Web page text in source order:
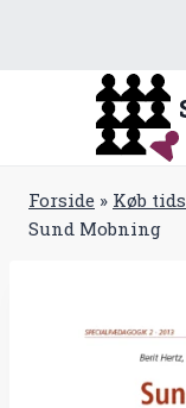
Forside » Køb
Sund Mobning